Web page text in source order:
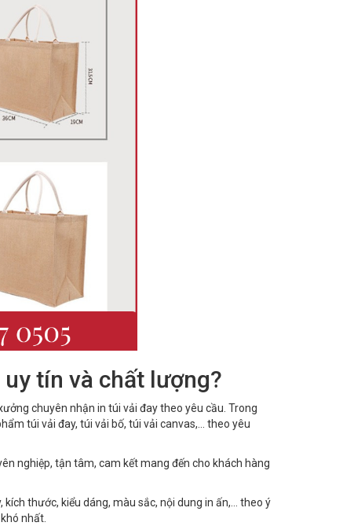
tín và chất lượng?
chuyên nhận in túi vải đay theo yêu cầu. Trong
túi vải đay, túi vải bố, túi vải canvas,... theo yêu
nghiệp, tận tâm, cam kết mang đến cho khách hàng
thước, kiểu dáng, màu sắc, nội dung in ấn,... theo ý
nhất.